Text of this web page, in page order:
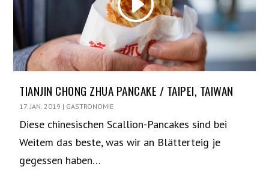
TIANJIN CHONG ZHUA PANCAKE / TAIPEI, TAIWAN
17. JAN. 2019 | GASTRONOMIE
Diese chinesischen Scallion-Pancakes sind bei
Weitem das beste, was wir an Blätterteig je
gegessen haben…